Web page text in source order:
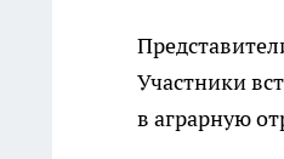
Участники
в аграрную